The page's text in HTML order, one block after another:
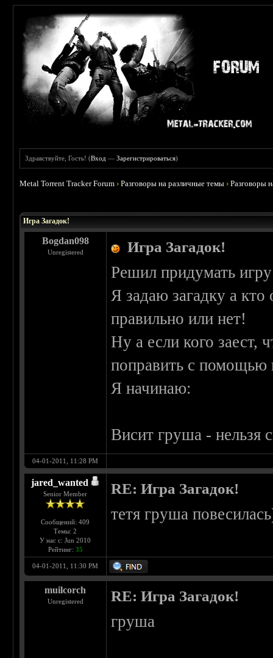
Здравствуйте, Гость! (Вход —Зарегистрироваться)
Metal Torrent Tracker Forum ›Разговоры на различные темы ›Разговоры
Игра Загадок!
Bogdan098
Unregistered Игра Загадок!
Решил придумать
Я задаю загадку а
правильно или нет!
Ну а если кого заест,
поправить с помощью
Я начинаю:
Висит груша - нельзя
04-01-2011, 11:28 PM
jared_wanted
Senior Member
Сообщений: 409
Темы: 2
У нас с: Jun 2010
Рейтинг: 35
RE: Игра Загадок!
тетя груша
04-01-2011, 11:30 PM
muilcorch
Unregistered RE: Игра Загадок!
груша